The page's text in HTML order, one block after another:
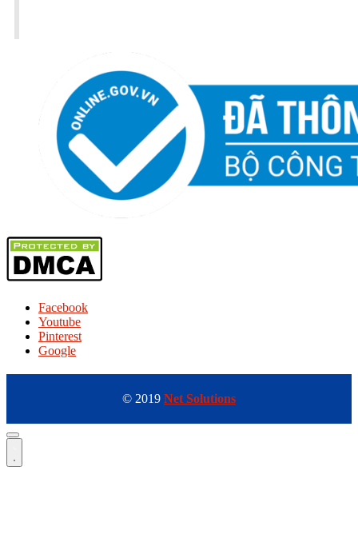
Facebook
Youtube
Pinterest
Google
© 2019 Net Solutions